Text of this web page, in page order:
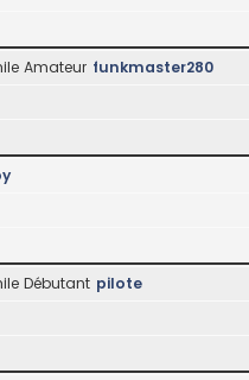
Amateur funkmaster280
Débutant pilote